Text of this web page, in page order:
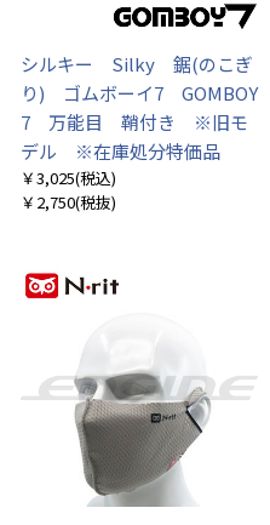
シルキー Silky 鋸(のこぎ
り) ゴムボーイ7 GOMBOY
7 万能目 鞘付き ※旧モ
デル ※在庫処分特価品
￥3,025(税込)
￥2,750(税抜)